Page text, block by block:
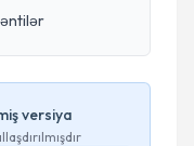
versiya